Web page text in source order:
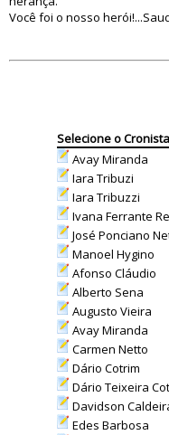
Você foi o nosso
Selecione o
Avay Miranda
Iara Tribuzi
Iara Tribuzzi
Ivana Ferrante
José Ponciano
Manoel Hygino
Afonso Cláudio
Alberto Sena
Augusto Vieira
Avay Miranda
Carmen Netto
Dário Cotrim
Dário Teixeira
Davidson
Edes Barbosa